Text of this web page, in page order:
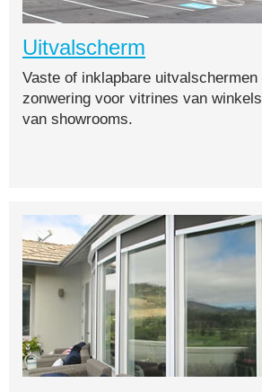
Uitvalscherm
Vaste of inklapbare
zonwering voor vitrines van
van showrooms.